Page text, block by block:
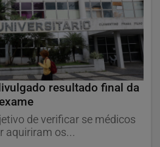
resultado final da
de verificar se médicos
aquiriram os...